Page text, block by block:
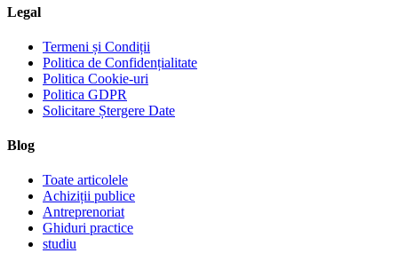
Legal
Termeni și Condiții
Politica de Confidențialitate
Politica Cookie-uri
Politica GDPR
Solicitare Ștergere Date
Blog
Toate articolele
Achiziții publice
Antreprenoriat
Ghiduri practice
studiu